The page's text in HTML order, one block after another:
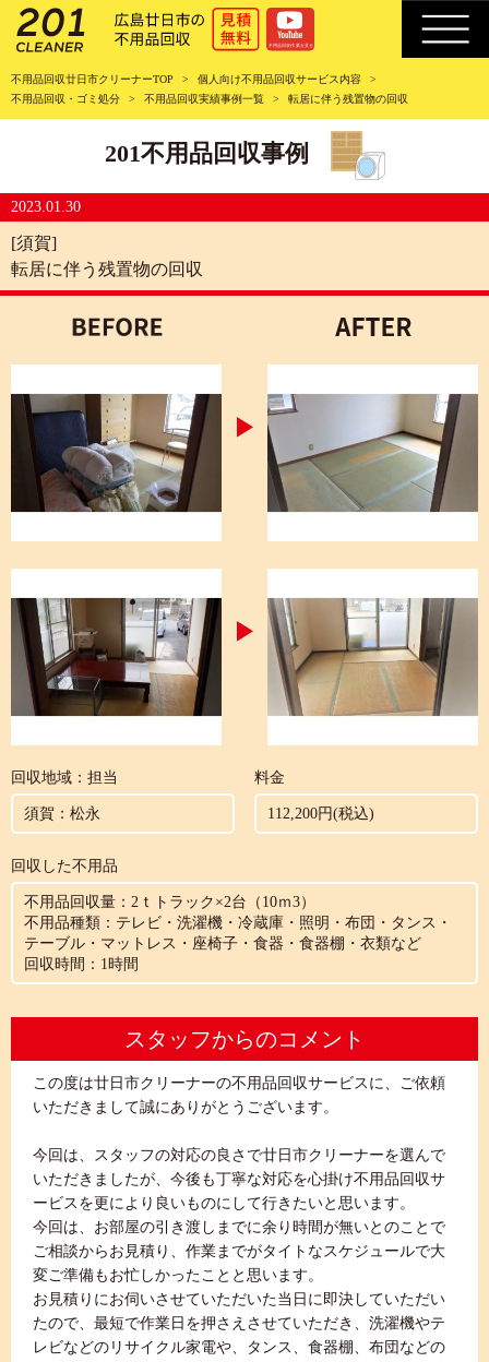
不用品回収廿日市クリーナーTOP
個人向け不用品回収サービス内容
不用品回収・ゴミ処分
不用品回収実績事例一覧 転居に伴う残置物の回収
201不用品回収事例
2023.01.30
[須賀]
転居に伴う残置物の回収
回収地域：担当
須賀：松永
料金
112,200円(税込)
回収した不用品
不用品回収量：2ｔトラック×2台（10ｍ3）
不用品種類：テレビ・洗濯機・冷蔵庫・照明・布団・タンス・
テーブル・マットレス・座椅子・食器・食器棚・衣類など
回収時間：1時間
スタッフからのコメント
この度は廿日市クリーナーの不用品回収サービスに、ご依頼
いただきまして誠にありがとうございます。
今回は、スタッフの対応の良さで廿日市クリーナーを選んで
いただきましたが、今後も丁寧な対応を心掛け不用品回収サ
ービスを更により良いものにして行きたいと思います。
今回は、お部屋の引き渡しまでに余り時間が無いとのことで
ご相談からお見積り、作業までがタイトなスケジュールで大
変ご準備もお忙しかったことと思います。
お見積りにお伺いさせていただいた当日に即決していただい
たので、最短で作業日を押さえさせていただき、洗濯機やテ
レビなどのリサイクル家電や、タンス、食器棚、布団などの